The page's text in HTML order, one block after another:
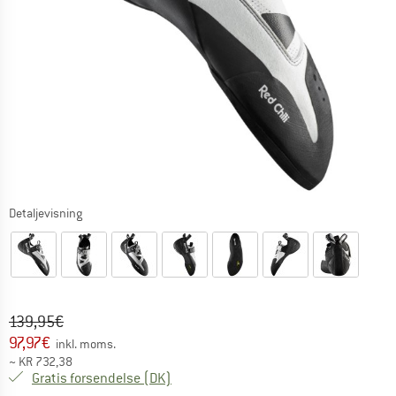
Detaljevisning
Original pris :
139,95€
Pris:
97,97€ inkl. moms.
~ KR 732,38
Gratis forsendelse (DK)